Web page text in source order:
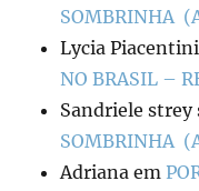
SOMBRINHA
Lycia Piacentini
NO BRASIL –
Sandriele strey
SOMBRINHA
Adriana em